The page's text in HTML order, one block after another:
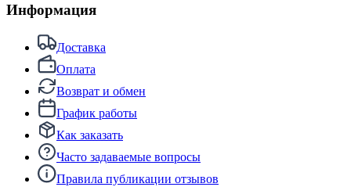
Информация
Доставка
Оплата
Возврат и обмен
График работы
Как заказать
Часто задаваемые вопросы
Правила публикации отзывов